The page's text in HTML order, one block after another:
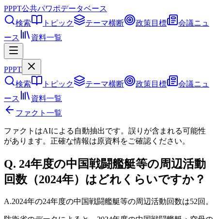
PPPT公共パワポデータベース
検索
トピック テーマ横断 政策目標
会議ニュ
ース
資料一覧
PPPT
検索
トピック テーマ横断 政策目標
会議ニュ
ース
資料一覧
ファクト一覧
ファクトはAIによる自動抽出です。誤りが含まれる可能性
があります。正確な情報は原資料をご確認ください。
Q. 24年度の中国戦闘艦艇等の周辺活動
回数（2024年）はどれくらいですか？
A.2024年の24年度の中国戦闘艦艇等の周辺活動回数は52回。